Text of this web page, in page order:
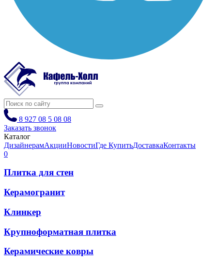
8 927 08 5 08 08
Заказать звонок
Каталог
ДизайнерамАкцииНовостиГде КупитьДоставкаКонтакты
0
Плитка для стен
Керамогранит
Клинкер
Крупноформатная плитка
Керамические ковры